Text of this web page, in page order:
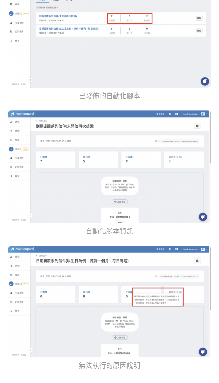
已發佈的自動化腳本
自動化腳本資訊
無法執行的原因說明